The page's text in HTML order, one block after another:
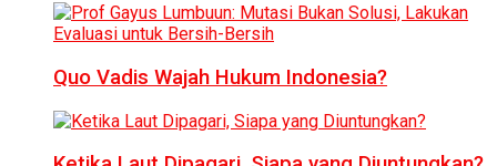
Quo Vadis Wajah Hukum Indonesia?